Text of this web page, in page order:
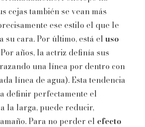
cejas también se vean más
ese estilo el que le
su cara. Por último, está el uso
Por años, la actriz definía sus
una línea por dentro con
línea de agua). Esta tendencia
definir perfectamente el
la larga, puede reducir,
Para no perder el efecto